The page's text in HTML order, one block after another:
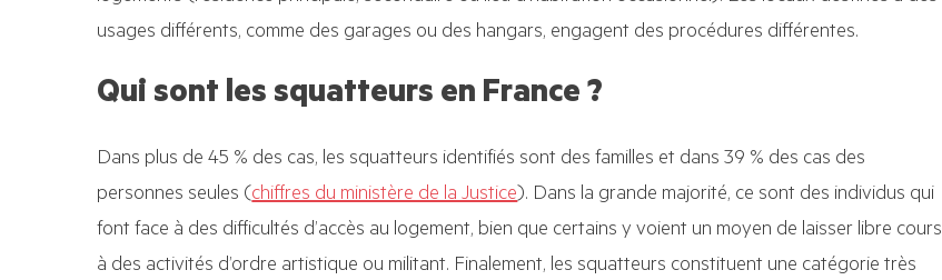
usages différents, comme des garages ou des hangars, engagent des procédures différentes.
Qui sont les squatteurs en France ?
Dans plus de 45 % des cas, les squatteurs identifiés sont des familles et dans 39 % des cas des
personnes seules (chiffres du ministère de la Justice). Dans la grande majorité, ce sont des individus qui
font face à des difficultés d’accès au logement, bien que certains y voient un moyen de laisser libre cours
à des activités d’ordre artistique ou militant. Finalement, les squatteurs constituent une catégorie très